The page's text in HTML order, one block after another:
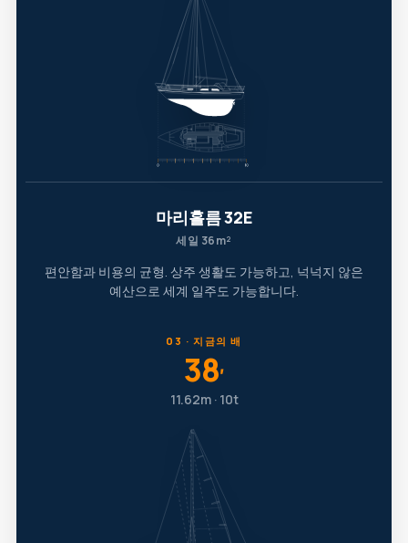
마리홀름 32E
세일 36m²
편안함과 비용의 균형. 상주 생활도 가능하고, 넉넉지 않은
예산으로 세계 일주도 가능합니다.
03 · 지금의 배
38′
11.62m · 10t